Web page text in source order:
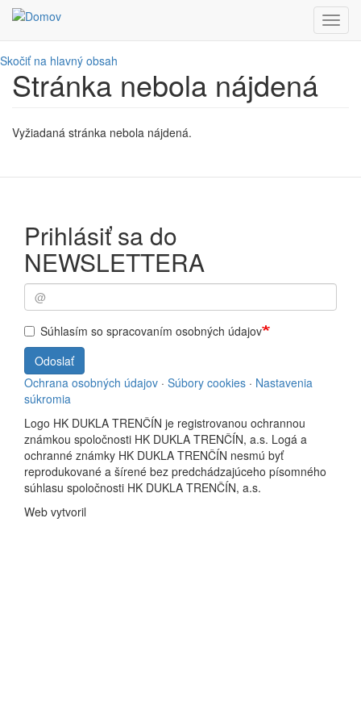
Skočiť na hlavný obsah
Stránka nebola nájdená
Vyžiadaná stránka nebola nájdená.
Prihlásiť sa do
NEWSLETTERA
Súhlasím so spracovaním osobných údajov
Odoslať
Ochrana osobných údajov · Súbory cookies · Nastavenia
súkromia
Logo HK DUKLA TRENČÍN je registrovanou ochrannou
známkou spoločnosti HK DUKLA TRENČÍN, a.s. Logá a
ochranné známky HK DUKLA TRENČÍN nesmú byť
reprodukované a šírené bez predchádzajúceho písomného
súhlasu spoločnosti HK DUKLA TRENČÍN, a.s.
Web vytvoril